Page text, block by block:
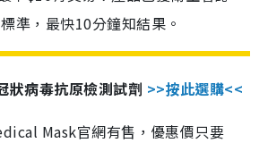
準，最快10分鐘知結果。
狀病毒抗原檢測試劑 >>按此選購<<
Mask官網有售，優惠價只要